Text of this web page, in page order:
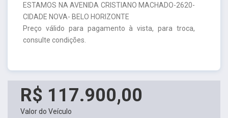
ESTAMOS NA AVENIDA CRISTIANO MACHADO-2620-
CIDADE NOVA- BELO HORIZONTE
Preço válido para pagamento à vista, para troca,
consulte condições.
R$ 117.900,00
Valor do Veículo